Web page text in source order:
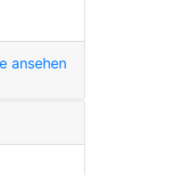
ansehen